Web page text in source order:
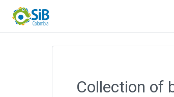
Collection of